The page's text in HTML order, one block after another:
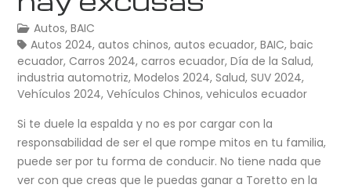
Autos,BAIC
Autos 2024,autos chinos,autos ecuador,BAIC,baic
ecuador,Carros 2024,carros ecuador,Día de la Salud,
industria automotriz,Modelos 2024,Salud,SUV 2024,
Vehículos 2024,Vehículos Chinos,vehiculos ecuador
Si te duele la espalda y no es por cargar con la
responsabilidad de ser el que rompe mitos en tu familia,
puede ser por tu forma de conducir. No tiene nada que
ver con que creas que le puedas ganar a Toretto en la